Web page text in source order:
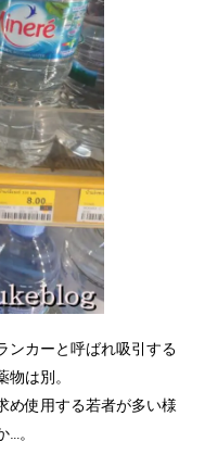
ンカーと呼ばれ吸引する
は別。
め使用する若者が多い様
。